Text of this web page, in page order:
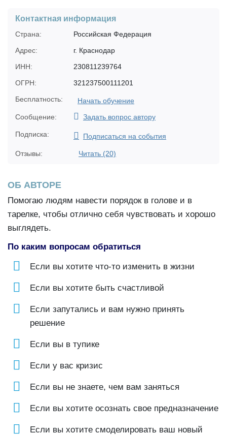
директором медицинской компании в 21 год;
Ведущая ТВ-программ, психолог проекта
«Бои белых воротничков - 3», «Большая
Автор проектов ЗОЖ-маршрут для компании
голове», «Школа осознанного питания»,
«Счастье по собственному сценарию»;
стратегий и мероприятий для X-fit, Amway,
Мир здоровья, Молодежный центр г.
Бизнес-тренер ICBT;
Более 10 лет помогаю людям познакомиться
хорошо выглядеть;
За последние 3 года посетила более 30
до Владивостока;
для женщин. Увлекаюсь кулинарией,
Контактная информация
Страна:
Российская Федерация
Адрес:
г. Краснодар
ИНН:
230811239764
ОГРН:
321237500111201
Бесплатность:
Начать обучение
Сообщение:
Задать вопрос автору
Подписка: Подписаться на события
Отзывы: Читать (20)
ОБ АВТОРЕ
Помогаю людям навести порядок в голове и в
тарелке, чтобы отлично себя чувствовать и хорошо
выглядеть.
По каким вопросам обратиться
Если вы хотите что-то изменить в жизни
Если вы хотите быть счастливой
Если запутались и вам нужно принять
решение
Если вы в тупике
Если у вас кризис
Если вы не знаете, чем вам заняться
Если вы хотите осознать свое предназначение
Если вы хотите смоделировать ваш новый